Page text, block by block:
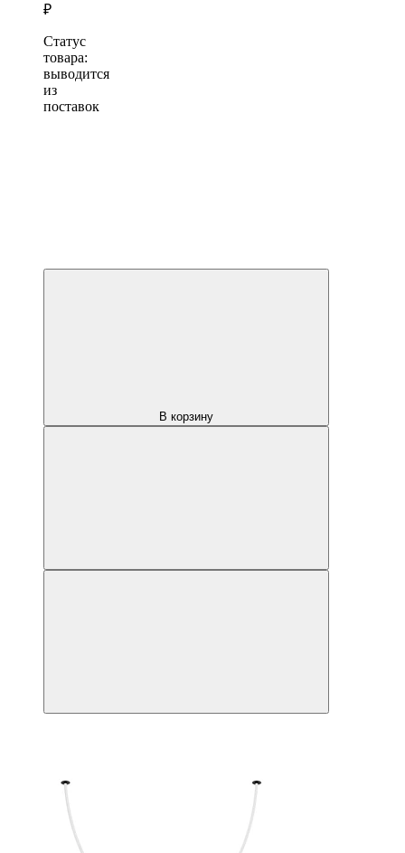
₽
Статус
товара:
выводится
из
поставок
В корзину